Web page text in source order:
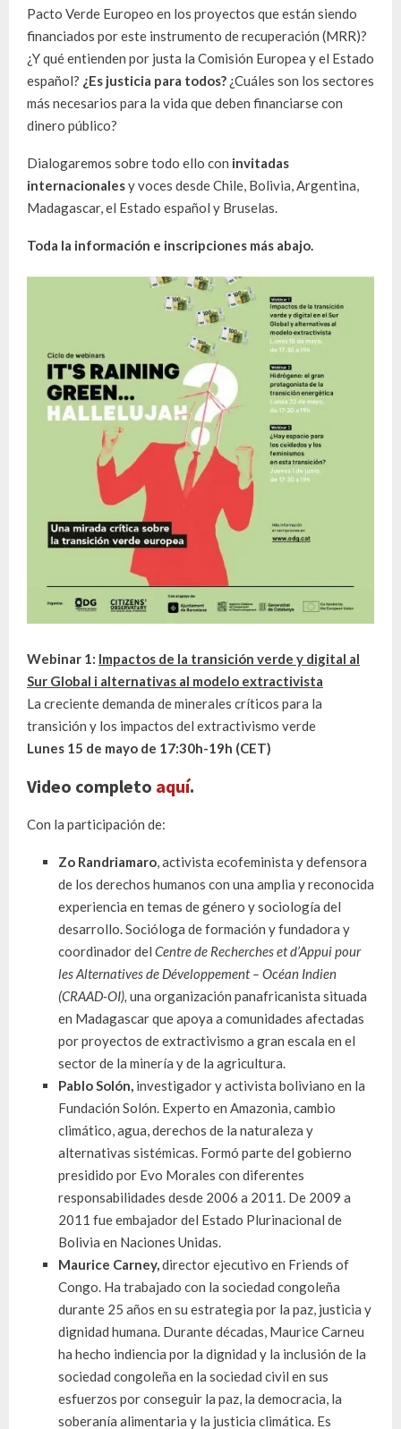
Pacto Verde Europeo en los proyectos que están siendo
financiados por este instrumento de recuperación (MRR)?
¿Y qué entienden por justa la Comisión Europea y el Estado
español? ¿Es justicia para todos? ¿Cuáles son los sectores
más necesarios para la vida que deben financiarse con
dinero público?
Dialogaremos sobre todo ello con invitadas
internacionalesy voces desde Chile, Bolivia, Argentina,
Madagascar, el Estado español y Bruselas.
Toda la información e inscripciones más abajo.
Webinar 1: Impactos de la transición verde y digital al
Sur Global i alternativas al modelo extractivista
La creciente demanda de minerales críticos para la
transición y los impactos del extractivismo verde
Lunes 15 de mayo de 17:30h-19h (CET)
Video completo aquí.
Con la participación de:
Zo Randriamaro,activista ecofeminista y defensora
de los derechos humanos con una amplia y reconocida
experiencia en temas de género y sociología del
desarrollo.Socióloga de formación y fundadora y
coordinador del Centre de Recherches et d’Appui pour
les Alternatives de Développement – Océan Indien
(CRAAD-OI), una organización panafricanista situada
en Madagascar que apoya a comunidades afectadas
por proyectos de extractivismo a gran escala en el
sector de la minería y de la agricultura.
Pablo Solón, investigador y activista boliviano en la
Fundación Solón. Experto en Amazonia, cambio
climático, agua, derechos de la naturaleza y
alternativas sistémicas. Formó parte del gobierno
presidido por Evo Morales con diferentes
responsabilidades desde 2006 a 2011. De 2009 a
2011 fue embajador del Estado Plurinacional de
Bolivia en Naciones Unidas.
Maurice Carney,director ejecutivo en Friends of
Congo. Ha trabajado con la sociedad congoleña
durante 25 años en su estrategia por la paz, justicia y
dignidad humana. Durante décadas, Maurice Carneu
ha hecho indiencia por la dignidad y la inclusión de la
sociedad congoleña en la sociedad civil en sus
esfuerzos por conseguir la paz, la democracia, la
soberanía alimentaria y la justicia climática. Es